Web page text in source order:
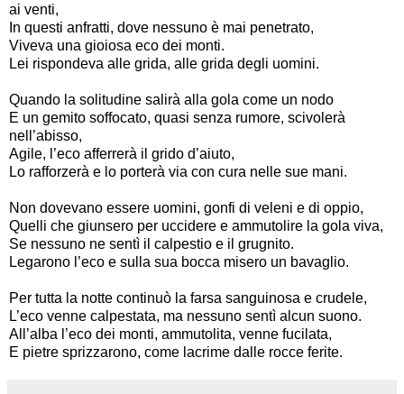
ai venti,
In questi anfratti, dove nessuno è mai penetrato,
Viveva una gioiosa eco dei monti.
Lei rispondeva alle grida, alle grida degli uomini.
Quando la solitudine salirà alla gola come un nodo
E un gemito soffocato, quasi senza rumore, scivolerà
nell’abisso,
Agile, l’eco afferrerà il grido d’aiuto,
Lo rafforzerà e lo porterà via con cura nelle sue mani.
Non dovevano essere uomini, gonfi di veleni e di oppio,
Quelli che giunsero per uccidere e ammutolire la gola viva,
Se nessuno ne sentì il calpestio e il grugnito.
Legarono l’eco e sulla sua bocca misero un bavaglio.
Per tutta la notte continuò la farsa sanguinosa e crudele,
L’eco venne calpestata, ma nessuno sentì alcun suono.
All’alba l’eco dei monti, ammutolita, venne fucilata,
E pietre sprizzarono, come lacrime dalle rocce ferite.